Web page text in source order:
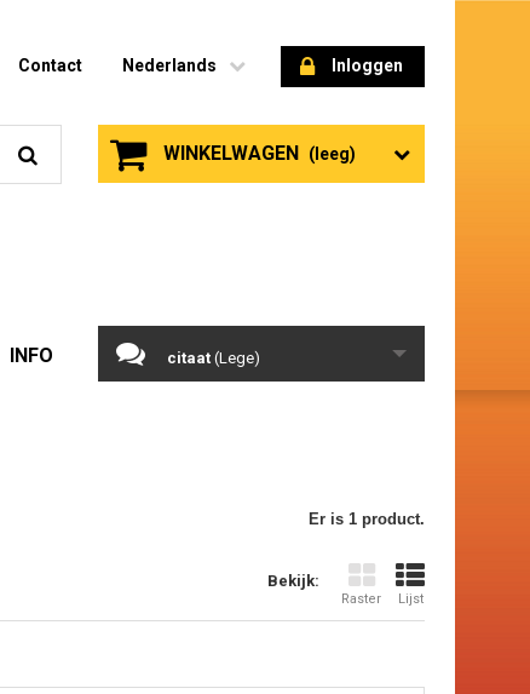
Inloggen
Nederlands
Contact
WINKELWAGEN (leeg)
INFO citaat (Lege)
Er is 1 product.
Bekijk:
Raster Lijst